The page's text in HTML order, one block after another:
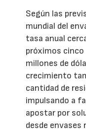
Según las
mundial del
tasa anual
próximos cinco
millones de
crecimiento
cantidad de
impulsando a
apostar por
desde envases